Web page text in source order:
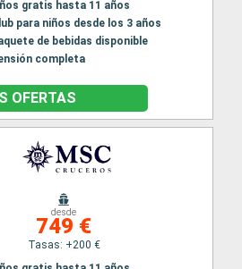
gratis hasta 11 años
para niños desde los 3 años
de bebidas disponible
completa
OFERTAS
desde
749 €
Tasas: +200 €